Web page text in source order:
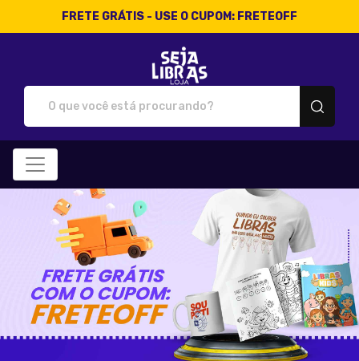
FRETE GRÁTIS - USE O CUPOM: FRETEOFF